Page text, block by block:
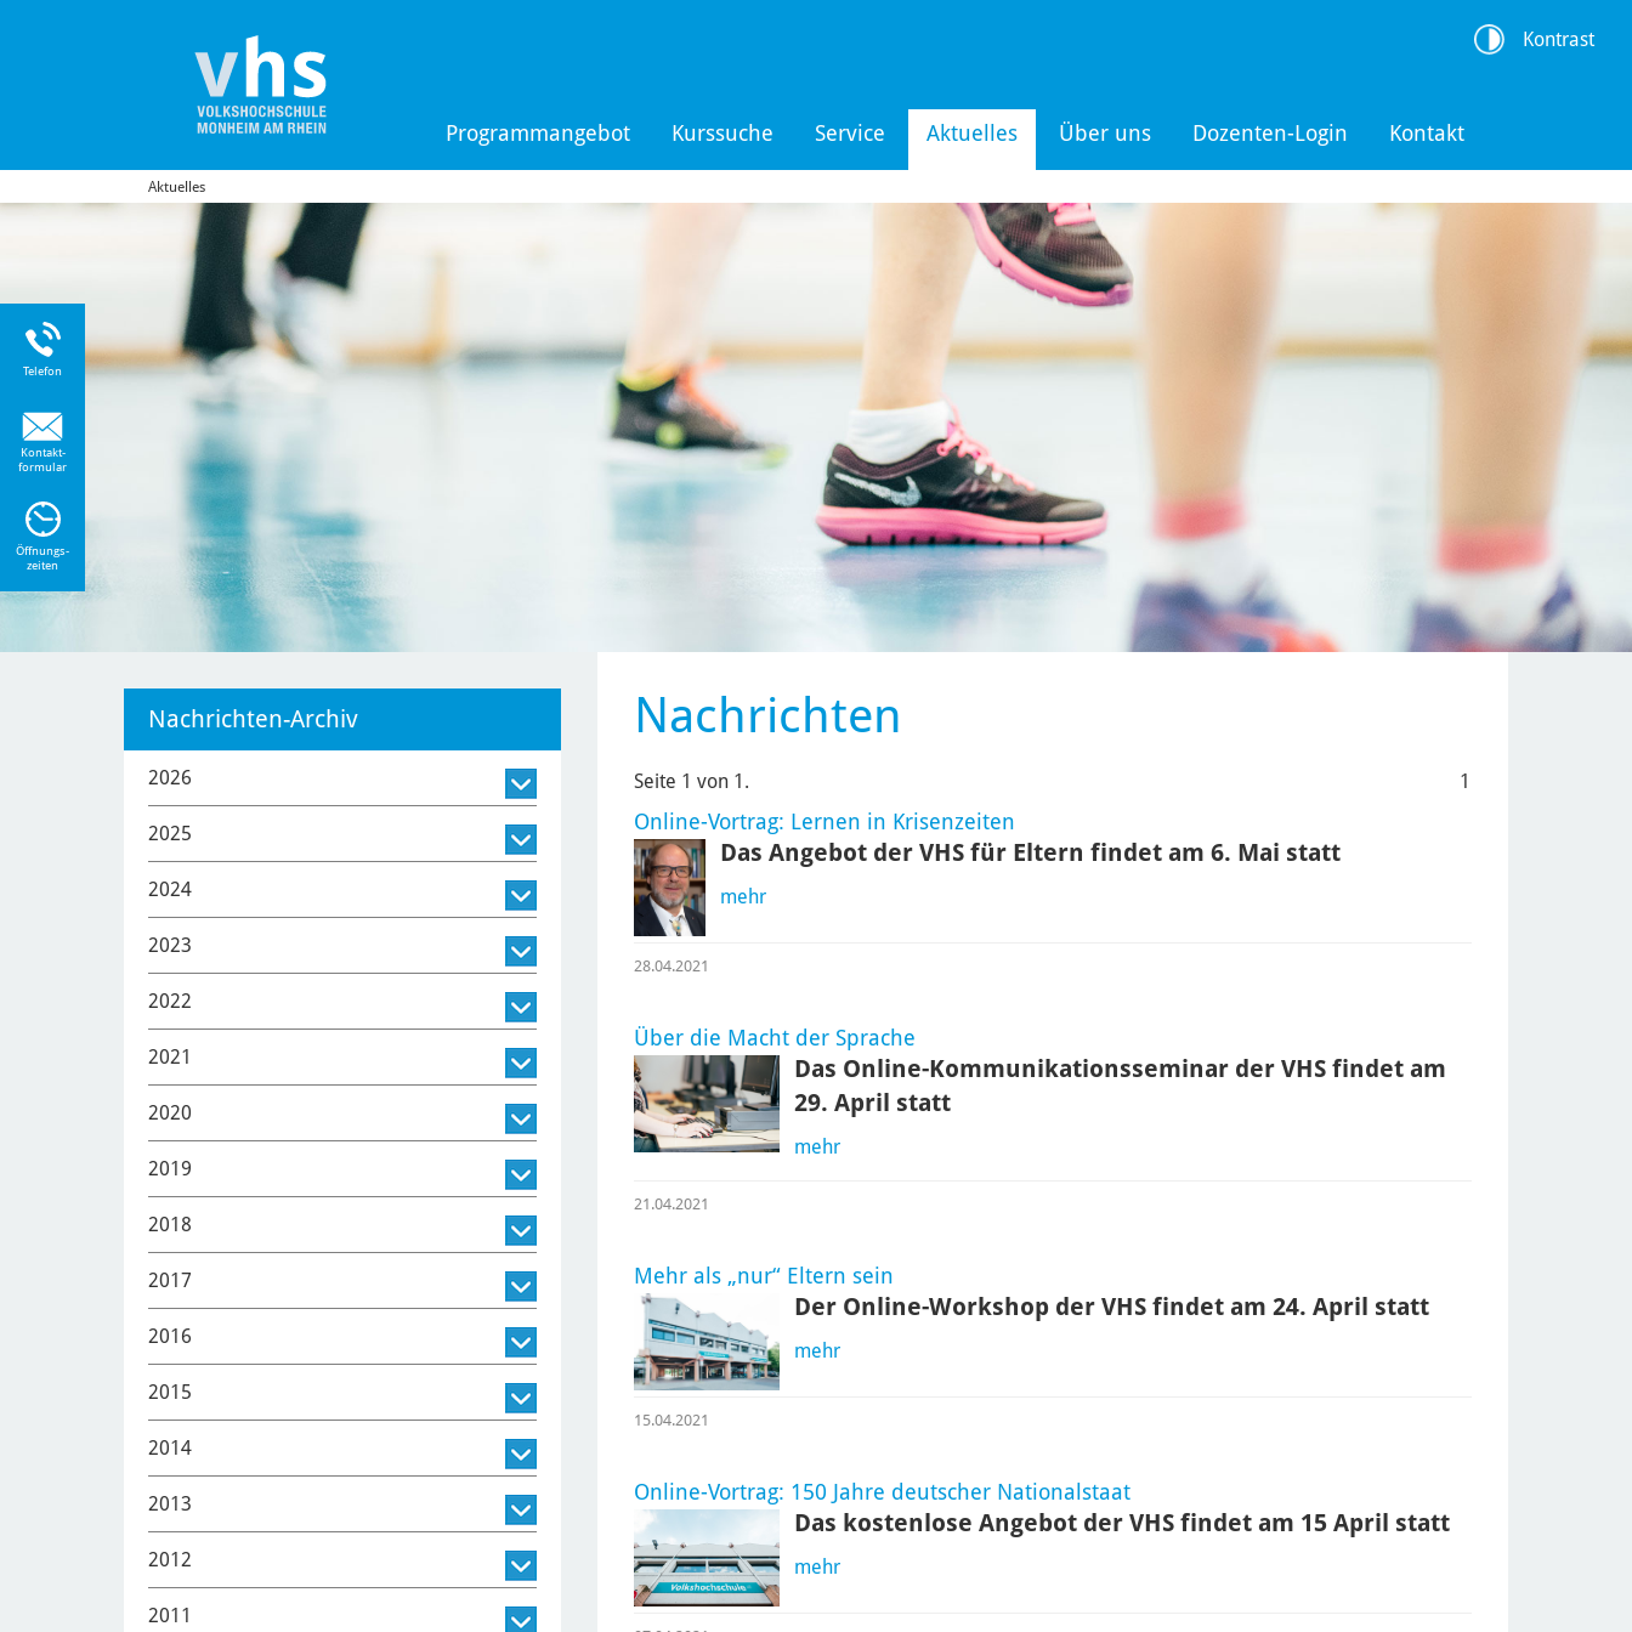
Programmangebot Kurssuche Service Aktuelles Über uns Dozenten-Login Kontakt
Kontrast
Aktuelles
Nachrichten
Seite 1 von 1. 1
Online-Vortrag: Lernen in Krisenzeiten
Das Angebot der VHS für Eltern findet am 6. Mai statt
mehr
28.04.2021
Über die Macht der Sprache
Das Online-Kommunikationsseminar der VHS findet am
29. April statt
mehr
21.04.2021
Mehr als „nur“ Eltern sein
Der Online-Workshop der VHS findet am 24. April statt
mehr
15.04.2021
Online-Vortrag: 150 Jahre deutscher Nationalstaat
Das kostenlose Angebot der VHS findet am 15 April statt
mehr
Nachrichten-Archiv
2026
2025
2024
2023
2022
2021
2020
2019
2018
2017
2016
2015
2014
2013
2012
2011
Telefon
Kontakt-
formular
Öffnungs-
zeiten